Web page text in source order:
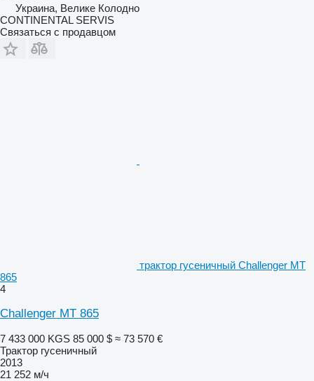
Украина, Велике Колодно
CONTINENTAL SERVIS
Связаться с продавцом
трактор гусеничный Challenger MT
865
4
Challenger MT 865
7 433 000 KGS 85 000 $ ≈ 73 570 €
Трактор гусеничный
2013
21 252 м/ч